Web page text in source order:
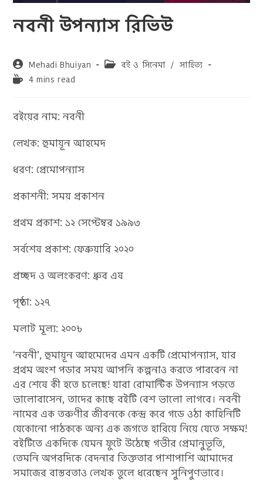
নবনী উপন্যাস রিভিউ
Post
author:
Mehadi Bhuiyan
Postবই ও সিনেমা / সাহিত্য
Reading4 mins read
বইয়ের নাম: নবনী
লেখক: হুমায়ূন আহমেদ
ধরণ: প্রেমোপন্যাস
প্রকাশনী: সময় প্রকাশন
প্রথম প্রকাশ: ১২ সেপ্টেম্বর ১৯৯৩
সর্বশেষ প্রকাশ: ফেব্রুয়ারি ২০২০
প্রচ্ছদ ও অলংকরণ: ধ্রুব এষ
পৃষ্ঠা: ১২৭
মলাট মূল্য: ২০০৳
‘নবনী’, হুমায়ূন আহমেদের এমন একটি প্রেমোপন্যাস, যার
প্রথম অংশ পড়ার সময় আপনি কল্পনাও করতে পারবেন না
এর শেষে কী হতে চলেছে! যারা রোমান্টিক উপন্যাস পড়তে
ভালোবাসেন, তাদের কাছে বইটি বেশ ভালো লাগবে। নবনী
নামের এক তরুণীর জীবনকে কেন্দ্র করে গড়ে ওঠা কাহিনিটি
যেকোনো পাঠককে অন্য এক জগতে হারিয়ে নিয়ে যেতে সক্ষম!
বইটিতে একদিকে যেমন ফুটে উঠেছে গভীর প্রেমানুভূতি,
তেমনি অপরদিকে বেদনার তিক্ততার পাশাপাশি আমাদের
সমাজের বাস্তবতাও লেখক তুলে ধরেছেন সুনিপুণভাবে।